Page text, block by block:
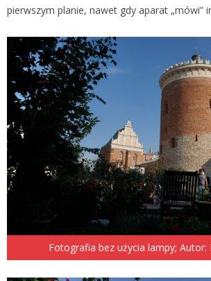
pierwszym planie, nawet gdy aparat „mówi”
Fotografia bez użycia lampy; Autor: